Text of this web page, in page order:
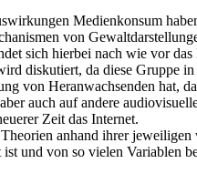
Medienkonsum
von
sich hierbei nach wie vor
diskutiert, da diese Gruppe
von Heranwachsenden
auch auf andere
Zeit das Internet.
anhand ihrer
und von so vielen Variablen